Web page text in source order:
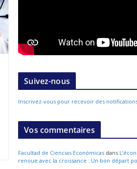
Suivez-nous
Inscrivez-vous pour recevoir des
Vos commentaires
Facultad de Ciencias Económicas dans
renoue avec la croissance : Un bon départ